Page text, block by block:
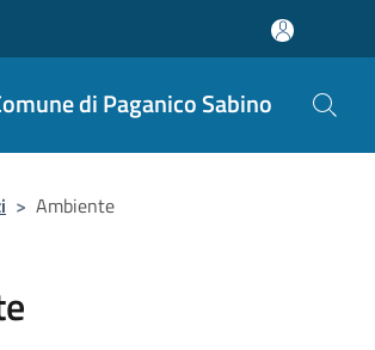
di Paganico Sabino
> Ambiente